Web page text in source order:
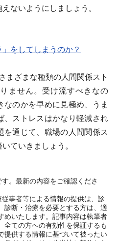
ないようにしましょう。
をしてしまうのか？
まざまな種類の人間関係スト
ません。受け流すべきなの
のかを早めに見極め、うま
、ストレスはかなり軽減され
を通じて、職場の人間関係ス
ていきましょう。
。最新の内容をご確認くださ
事者等による情報の提供は、診
診断・治療を必要とする方は、適
めいたします。記事内容は執筆者
全ての方への有効性を保証するも
提供する情報に基づいて被ったい